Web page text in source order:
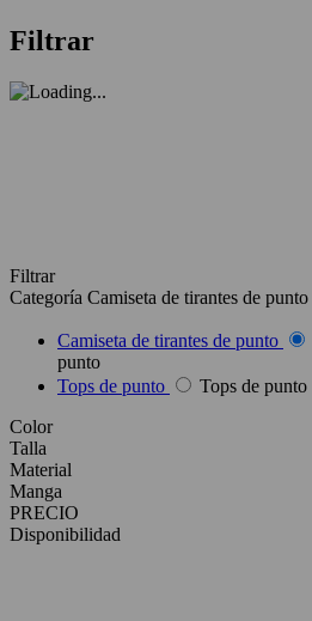
Filtrar
Filtrar
Categoría Camiseta de tirantes de punto
Camiseta de tirantes de punto
punto
Tops de punto
Tops de punto
Color
Talla
Material
Manga
PRECIO
Disponibilidad